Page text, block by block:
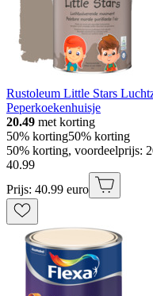
Rustoleum Little Stars
Peperkoekenhuisje
20.49 met korting
50% korting50% korting
50% korting, voordeelprijs:
40.99
Prijs: 40.99 euro